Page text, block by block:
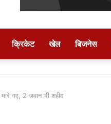
क्रिकेट खेल बिजनेस
गए, 2 जवान भी शहीद